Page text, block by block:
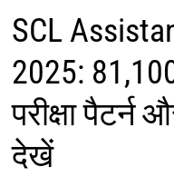
SCL
2025:
परीक्षा
देखें